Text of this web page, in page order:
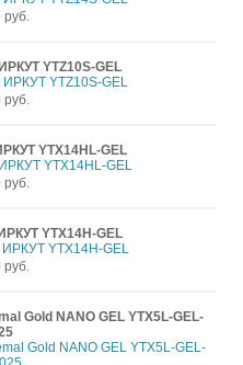
руб.
YTZ10S-GEL
руб.
YTX14HL-GEL
руб.
YTX14H-GEL
руб.
Gold NANO GEL YTX5L-GEL-